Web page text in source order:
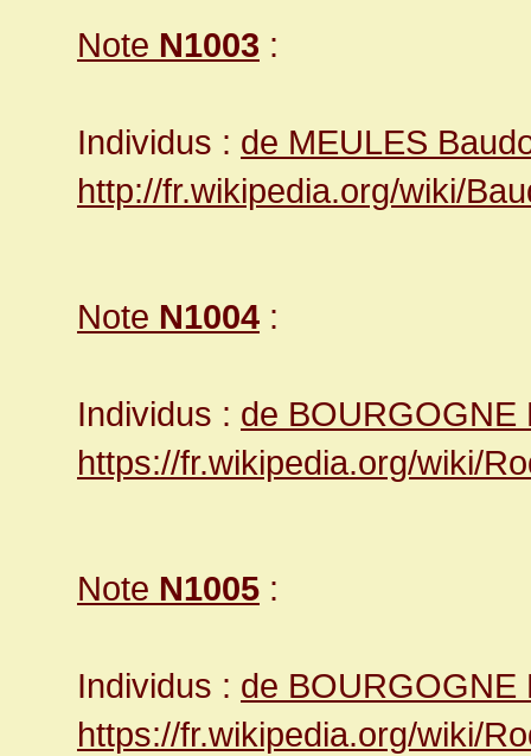
Note N1003 :
Individus : de MEULES
http://fr.wikipedia.org/wiki/
Note N1004 :
Individus : de BOURGOGNE
https://fr.wikipedia.org/wiki/
Note N1005 :
Individus : de
https://fr.wikipedia.org/wiki/